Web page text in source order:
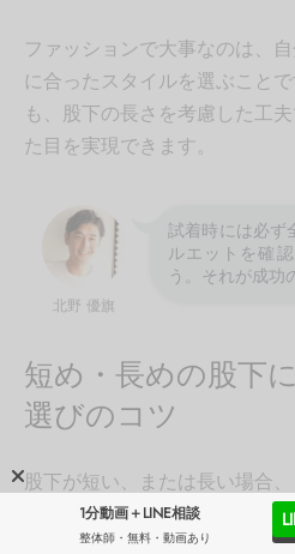
ファッションで大事なのは、
に合ったスタイルを選ぶこと
も、股下の長さを考慮した工
た目を実現できます。
北野 優旗
試着時には必ず
ルエットを確
う。それが成功
短め・長めの股下
選びのコツ
股下が短い、または長い場合、
しているかを知っておくこと
ィネートが可能になります。
1分動画＋LINE相談
整体師・無料・動画あり